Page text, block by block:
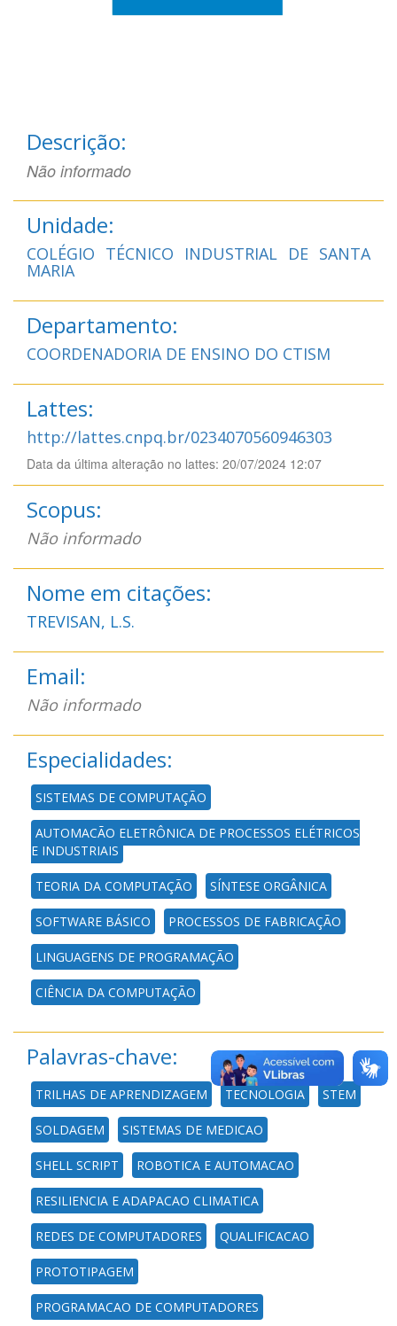
Descrição:
Não informado
Unidade:
COLÉGIO TÉCNICO INDUSTRIAL DE SANTA
MARIA
Departamento:
COORDENADORIA DE ENSINO DO CTISM
Lattes:
http://lattes.cnpq.br/0234070560946303
Data da última alteração no lattes: 20/07/2024 12:07
Scopus:
Não informado
Nome em citações:
TREVISAN, L.S.
Email:
Não informado
Especialidades:
SISTEMAS DE COMPUTAÇÃO
AUTOMAÇÃO ELETRÔNICA DE PROCESSOS ELÉTRICOS
E INDUSTRIAIS
TEORIA DA COMPUTAÇÃO SÍNTESE ORGÂNICA
SOFTWARE BÁSICO PROCESSOS DE FABRICAÇÃO
LINGUAGENS DE PROGRAMAÇÃO
CIÊNCIA DA COMPUTAÇÃO
Palavras-chave:
TRILHAS DE APRENDIZAGEM TECNOLOGIA STEM
SOLDAGEM SISTEMAS DE MEDICAO
SHELL SCRIPT ROBOTICA E AUTOMACAO
RESILIENCIA E ADAPACAO CLIMATICA
REDES DE COMPUTADORES QUALIFICACAO
PROTOTIPAGEM
PROGRAMACAO DE COMPUTADORES